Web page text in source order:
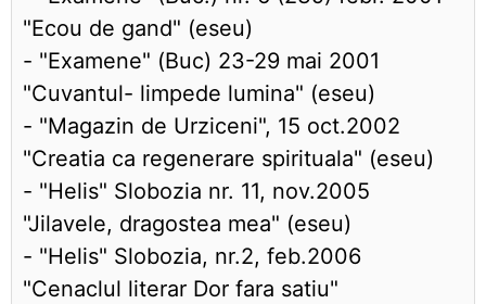
"Ecou de gand" (eseu)
- "Examene" (Buc) 23-29 mai 2001
"Cuvantul- limpede lumina" (eseu)
- "Magazin de Urziceni", 15 oct.2002
"Creatia ca regenerare spirituala" (eseu)
- "Helis" Slobozia nr. 11, nov.2005
"Jilavele, dragostea mea" (eseu)
- "Helis" Slobozia, nr.2, feb.2006
"Cenaclul literar Dor fara satiu"